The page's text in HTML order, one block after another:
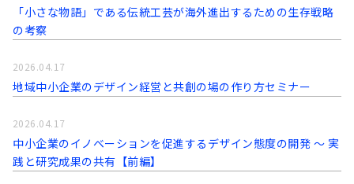
「小さな物語」である伝統工芸が海外進出するための生存戦略
の考察
地域中小企業のデザイン経営と共創の場の作り方セミナー
2026.04.17
中小企業のイノベーションを促進するデザイン態度の開発 〜 実
践と研究成果の共有【前編】
2026.04.17